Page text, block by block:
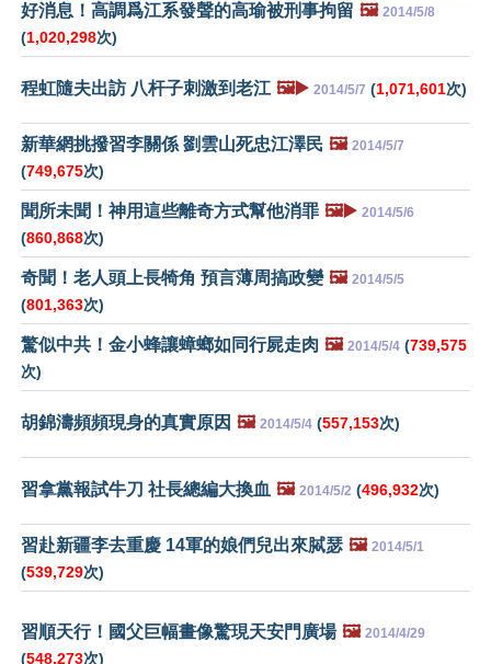
好消息！高調爲江系發聲的高瑜被刑事拘留 🖼️ 2014/5/8
(1,020,298次)
程虹隨夫出訪 八杆子刺激到老江 🖼️▶️ 2014/5/7 (1,071,601次)
新華網挑撥習李關係 劉雲山死忠江澤民 🖼️ 2014/5/7
(749,675次)
聞所未聞！神用這些離奇方式幫他消罪 🖼️▶️ 2014/5/6
(860,868次)
奇聞！老人頭上長犄角 預言薄周搞政變 🖼️ 2014/5/5
(801,363次)
驚似中共！金小蜂讓蟑螂如同行屍走肉 🖼️ 2014/5/4 (739,575
次)
胡錦濤頻頻現身的真實原因 🖼️ 2014/5/4 (557,153次)
習拿黨報試牛刀 社長總編大換血 🖼️ 2014/5/2 (496,932次)
習赴新疆李去重慶 14軍的娘們兒出來脦瑟 🖼️ 2014/5/1
(539,729次)
習順天行！國父巨幅畫像驚現天安門廣場 🖼️ 2014/4/29
(548,273次)